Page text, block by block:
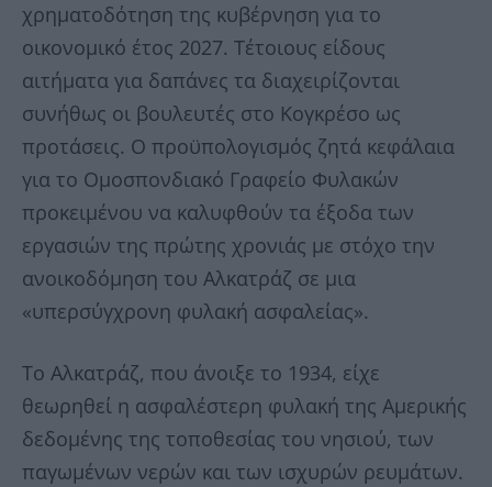
χρηματοδότηση της κυβέρνηση για το
οικονομικό έτος 2027. Τέτοιους είδους
αιτήματα για δαπάνες τα διαχειρίζονται
συνήθως οι βουλευτές στο Κογκρέσο ως
προτάσεις. Ο προϋπολογισμός ζητά κεφάλαια
για το Ομοσπονδιακό Γραφείο Φυλακών
προκειμένου να καλυφθούν τα έξοδα των
εργασιών της πρώτης χρονιάς με στόχο την
ανοικοδόμηση του Αλκατράζ σε μια
«υπερσύγχρονη φυλακή ασφαλείας».
Το Αλκατράζ, που άνοιξε το 1934, είχε
θεωρηθεί η ασφαλέστερη φυλακή της Αμερικής
δεδομένης της τοποθεσίας του νησιού, των
παγωμένων νερών και των ισχυρών ρευμάτων.